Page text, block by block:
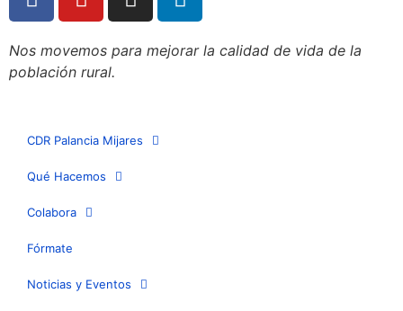
Nos movemos para mejorar la calidad de vida de la
población rural.
CDR Palancia Mijares
Qué Hacemos
Colabora
Fórmate
Noticias y Eventos